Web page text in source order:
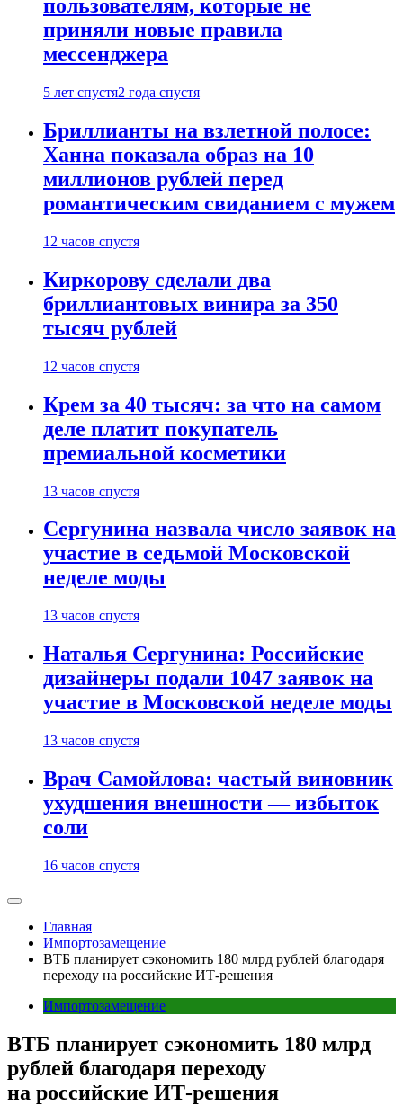
пользователям, которые не
приняли новые правила
мессенджера
5 лет спустя2 года спустя
Бриллианты на взлетной полосе:
Ханна показала образ на 10
миллионов рублей перед
романтическим свиданием с мужем
12 часов спустя
Киркорову сделали два
бриллиантовых винира за 350
тысяч рублей
12 часов спустя
Крем за 40 тысяч: за что на самом
деле платит покупатель
премиальной косметики
13 часов спустя
Сергунина назвала число заявок на
участие в седьмой Московской
неделе моды
13 часов спустя
Наталья Сергунина: Российские
дизайнеры подали 1047 заявок на
участие в Московской неделе моды
13 часов спустя
Врач Самойлова: частый виновник
ухудшения внешности — избыток
соли
16 часов спустя
Главная
Импортозамещение
ВТБ планирует сэкономить 180 млрд рублей благодаря
переходу на российские ИТ-решения
Импортозамещение
ВТБ планирует сэкономить 180 млрд
рублей благодаря переходу
на российские ИТ-решения